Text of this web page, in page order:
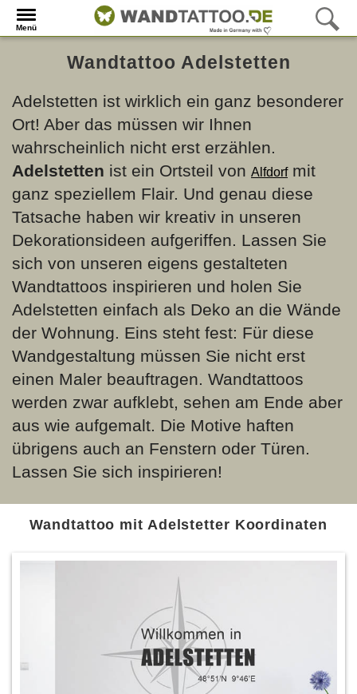
Menü
Wandtattoo Adelstetten
Adelstetten ist wirklich ein ganz besonderer
Ort! Aber das müssen wir Ihnen
wahrscheinlich nicht erst erzählen.
Adelstetten ist ein Ortsteil von Alfdorfmit
ganz speziellem Flair. Und genau diese
Tatsache haben wir kreativ in unseren
Dekorationsideen aufgeriffen. Lassen Sie
sich von unseren eigens gestalteten
Wandtattoos inspirieren und holen Sie
Adelstetten einfach als Deko an die Wände
der Wohnung. Eins steht fest: Für diese
Wandgestaltung müssen Sie nicht erst
einen Maler beauftragen. Wandtattoos
werden zwar aufklebt, sehen am Ende aber
aus wie aufgemalt. Die Motive haften
übrigens auch an Fenstern oder Türen.
Lassen Sie sich inspirieren!
Wandtattoo mit Adelstetter Koordinaten